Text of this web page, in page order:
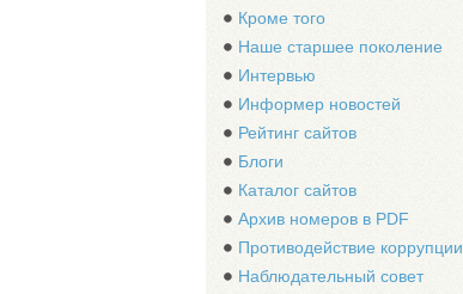
Кроме того
Наше старшее поколение
Интервью
Информер новостей
Рейтинг сайтов
Блоги
Каталог сайтов
Архив номеров в PDF
Противодействие коррупции
Наблюдательный совет